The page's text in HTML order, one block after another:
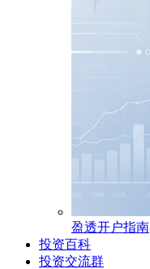
盈透开户指南
投资百科
投资交流群